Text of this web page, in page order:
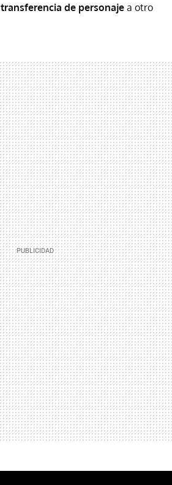
transferencia de personaje a otro